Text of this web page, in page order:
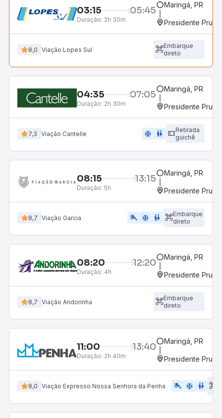
03:15 05:45
Duração: 2h 30m
Maringá, PR
Presidente
8,0 Viação Lopes Sul
Embarque
direto
04:35 07:05
Duração: 2h 30m
Maringá, PR
Presidente
7,3 Viação Cantelle ac_unit wc
Retirada
guichê
08:15 13:15
Duração: 5h
Maringá, PR
Presidente
8,7 Viação Garcia airline_seat_legroom_extra ac_unit WC
Embarque
direto
08:20 12:20
Duração: 4h
Maringá, PR
Presidente
8,7 Viação Andorinha
Embarque
direto
11:00 13:40
Duração: 2h 40m
Maringá, PR
Presidente
8,0 Viação Expresso Nossa Senhora da Penha airline_seat_legroom_extra ac_unit WC